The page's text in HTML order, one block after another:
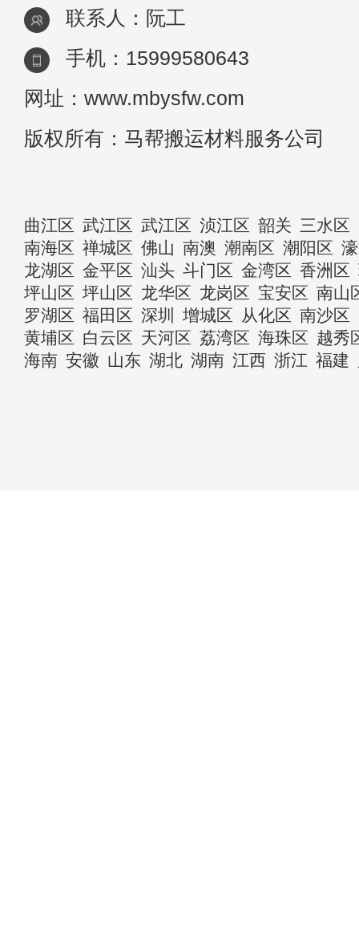
联系人：阮工
手机：15999580643
网址：www.mbysfw.com
版权所有：马帮搬运材料服务公司
曲江区 武江区 武江区 浈江区 韶关 三水区
南海区 禅城区 佛山 南澳 潮南区 潮阳区
龙湖区 金平区 汕头 斗门区 金湾区 香洲区
坪山区 坪山区 龙华区 龙岗区 宝安区 南山
罗湖区 福田区 深圳 增城区 从化区 南沙区
黄埔区 白云区 天河区 荔湾区 海珠区 越秀
海南 安徽 山东 湖北 湖南 江西 浙江 福建